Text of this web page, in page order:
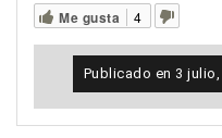
Me gusta 4
Publicado en 3